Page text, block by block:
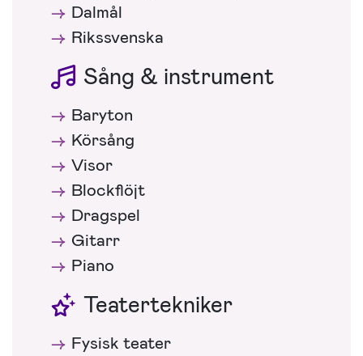
Dalmål
Rikssvenska
Sång & instrument
Baryton
Körsång
Visor
Blockflöjt
Dragspel
Gitarr
Piano
Teatertekniker
Fysisk teater